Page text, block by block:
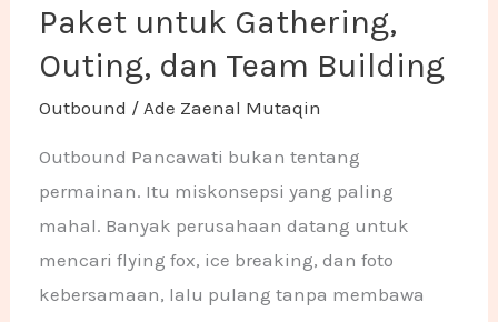
Paket untuk Gathering,
Outing, dan Team Building
Outbound / Ade Zaenal Mutaqin
Outbound Pancawati bukan tentang
permainan. Itu miskonsepsi yang paling
mahal. Banyak perusahaan datang untuk
mencari flying fox, ice breaking, dan foto
kebersamaan, lalu pulang tanpa membawa